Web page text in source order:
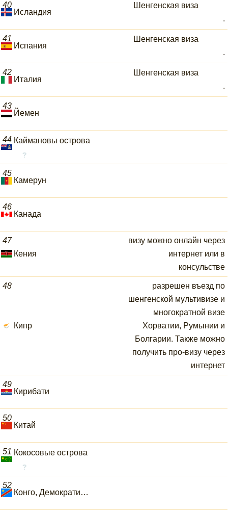
40
Исландия
Шенгенская виза
.
41
Испания
Шенгенская виза
.
42
Италия
Шенгенская виза
.
43
Йемен
44 Каймановы острова
45
Камерун
46
Канада
47
Кения
визу можно онлайн через
интернет или в
консульстве
48
Кипр
разрешен въезд по
шенгенской мультивизе и
многократной визе
Хорватии, Румынии и
Болгарии. Также можно
получить про-визу через
интернет
49
Кирибати
50
Китай
51 Кокосовые острова
52
Конго, Демократическая Республика